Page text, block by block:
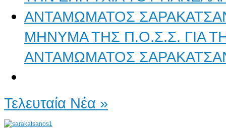
ΜΗΝΥΜΑ ΤΗΣ Π.Ο.Σ.Σ. ΓΙΑ
ΑΝΤΑΜΩΜΑΤΟΣ
Τελευταία Νέα »